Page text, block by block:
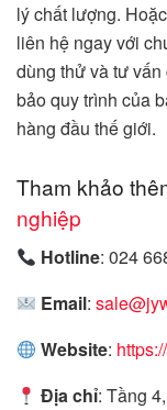
lý chất lượng.
liên hệ ngay với
dùng thử và tư
bảo quy trình của
hàng đầu thế giới.
Tham khảo
nghiệp
Hotline: 024
Email:
Website:
Địa chỉ: Tầng